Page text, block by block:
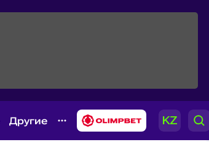
Другие